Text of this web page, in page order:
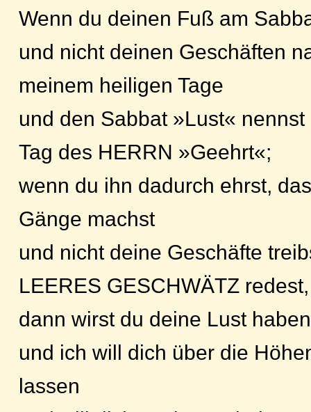
Wenn du deinen Fuß am
und nicht deinen Geschäften
meinem heiligen Tage
und den Sabbat »Lust«
Tag des HERRN »Geehrt«;
wenn du ihn dadurch ehrst,
Gänge machst
und nicht deine Geschäfte
LEERES GESCHWÄTZ redest,
dann wirst du deine Lust
und ich will dich über die
lassen